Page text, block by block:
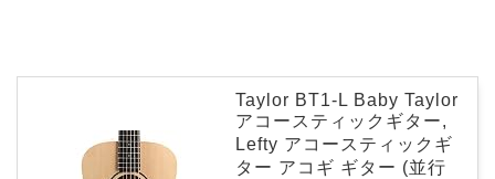
Taylor BT1-L Baby Taylor
アコースティックギター,
Lefty アコースティックギ
ター アコギ ギター (並行